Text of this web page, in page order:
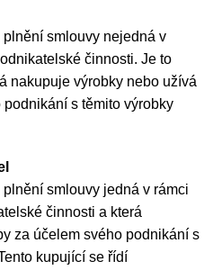
smlouvy nejedná v
činnosti. Je to
nakupuje výrobky nebo užívá
s těmito výrobky
smlouvy jedná v rámci
činnosti a která
za účelem svého podnikání s
kupující se řídí